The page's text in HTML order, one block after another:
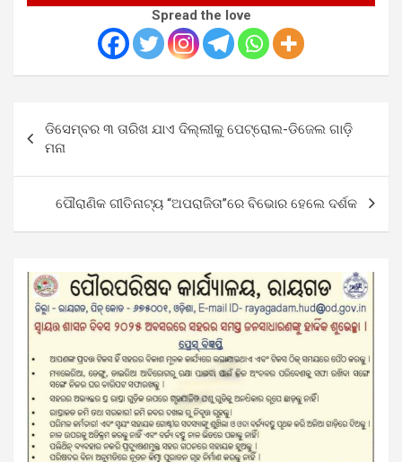
Spread the love
navigation
ଡିସେମ୍ବର ୩ ତାରିଖ ଯାଏ ଦିଲ୍ଲୀକୁ ପେଟ୍ରୋଲ-ଡିଜେଲ ଗାଡ଼ି
ମନା
ପୌରାଣିକ ଗୀତିନାଟ୍ୟ “ଅପରାଜିତା”ରେ ବିଭୋର ହେଲେ ଦର୍ଶକ